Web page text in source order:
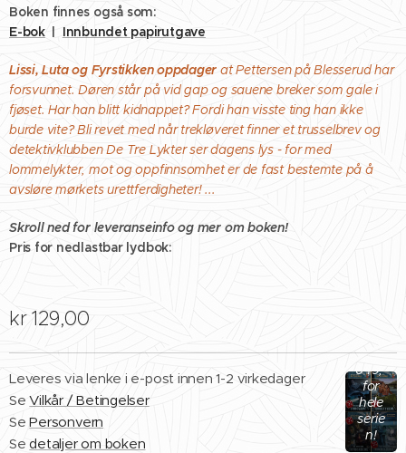
Boken finnes også som:
E-bok| Innbundet papirutgave
Lissi, Luta og Fyrstikken oppdager at Pettersen på Blesserud har
forsvunnet. Døren står på vid gap og sauene breker som gale i
fjøset. Har han blitt kidnappet? Fordi han visste ting han ikke
burde vite? Bli revet med når trekløveret finner et trusselbrevog
detektivklubben De Tre Lykter ser dagens lys - for med
lommelykter, mot og oppfinnsomhet er de fast bestemte på å
avsløre mørkets urettferdigheter!...
Skroll ned for leveranseinfo og mer om boken!
Pris for nedlastbar lydbok:
kr129,00
Kun
649,-
for
hele
serie
n!
Leveres via lenke i e-post innen 1-2 virkedager
SeVilkår / Betingelser
SePersonvern
Sedetaljer om boken